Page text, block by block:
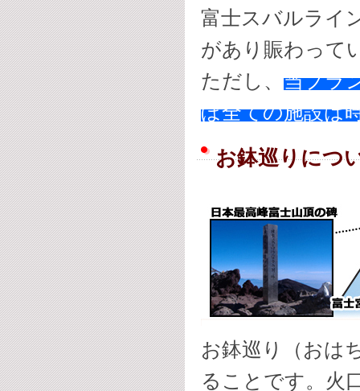
富士スバルライ
があり賑わって
ただし、 当プラ
ぼ全ての施設は
お鉢巡りにつ
お鉢巡り（おは
ることです。火